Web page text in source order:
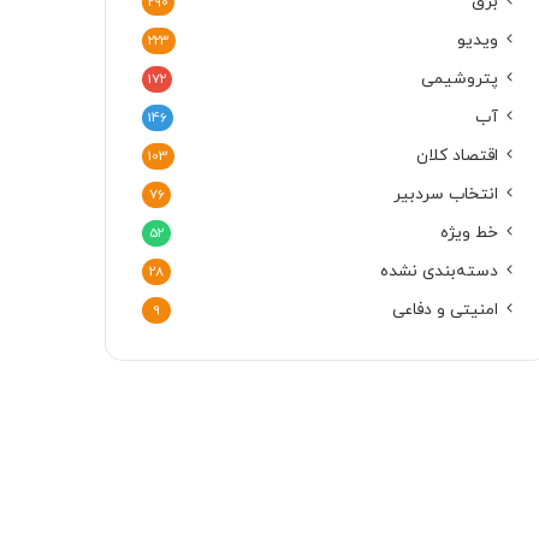
ویدیو 223
پتروشیمی 172
آب 146
اقتصاد کلان 103
انتخاب سردبیر 76
خط ویژه 52
دسته‌بندی نشده 28
امنیتی و دفاعی 9